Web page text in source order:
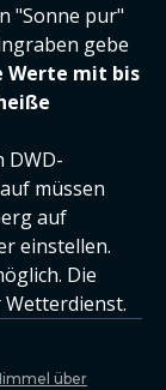
"Sonne pur"
gebe
Werte mit bis
DWD-
müssen
auf
einstellen.
Die
Wetterdienst.
über